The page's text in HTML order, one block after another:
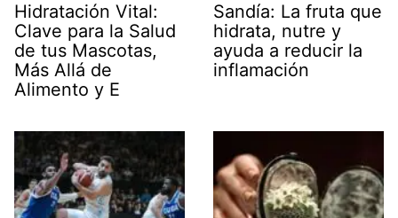
Hidratación Vital:
Clave para la Salud
de tus Mascotas,
Más Allá de
Alimento y E
Sandía: La fruta que
hidrata, nutre y
ayuda a reducir la
inflamación